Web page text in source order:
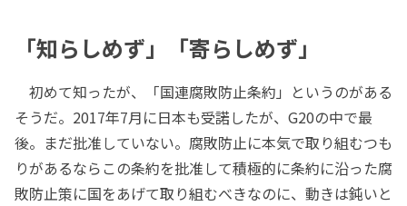
「知らしめず」「寄らしめず」
初めて知ったが、「国連腐敗防止条約」というのがある
そうだ。2017年7月に日本も受諾したが、G20の中で最
後。まだ批准していない。腐敗防止に本気で取り組むつも
りがあるならこの条約を批准して積極的に条約に沿った腐
敗防止策に国をあげて取り組むべきなのに、動きは鈍いと